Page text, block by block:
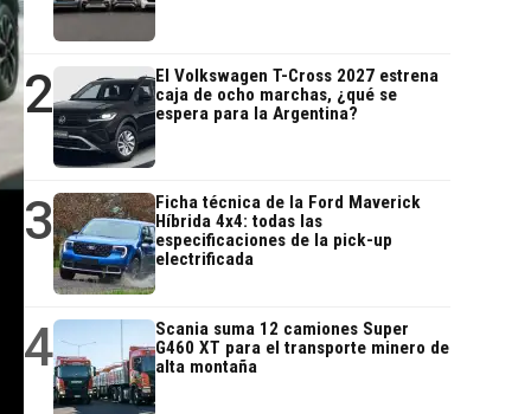
2
El Volkswagen T-Cross 2027 estrena
caja de ocho marchas, ¿qué se
espera para la Argentina?
3
Ficha técnica de la Ford Maverick
Híbrida 4x4: todas las
especificaciones de la pick-up
electrificada
4
Scania suma 12 camiones Super
G460 XT para el transporte minero de
alta montaña